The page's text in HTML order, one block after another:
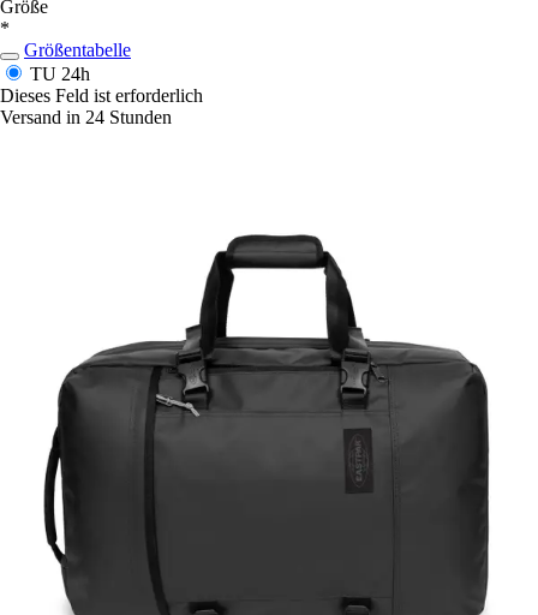
Größe
*
Größentabelle
TU 24h
Dieses Feld ist erforderlich
Versand in 24 Stunden